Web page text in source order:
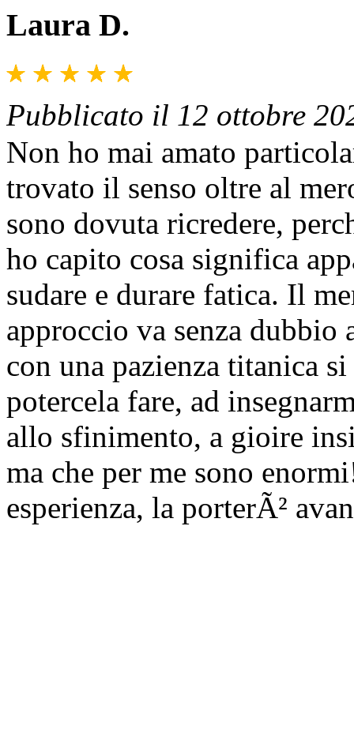
Laura D.
Pubblicato il 12 ottobre
Non ho mai amato
trovato il senso oltre al
sono dovuta ricredere,
ho capito cosa significa
sudare e durare fatica. Il
approccio va senza dubbio
con una pazienza titanica
potercela fare, ad
allo sfinimento, a gioire
ma che per me sono
esperienza, la porterÃ²